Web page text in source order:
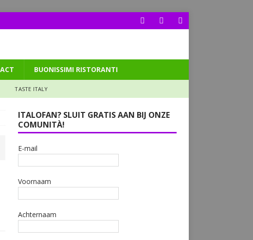
BUONISSIMI RISTORANTI
TASTE ITALY
ITALOFAN? SLUIT GRATIS AAN BIJ ONZE
COMUNITÀ!
E-mail
Voornaam
Achternaam